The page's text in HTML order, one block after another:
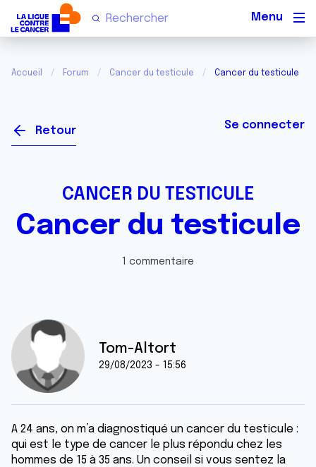
Accueil Forum Cancer du testicule Cancer du testicule
Retour Se connecter
CANCER DU TESTICULE
Cancer du testicule
1 commentaire
Tom-Altort
29/08/2023 - 15:56
A 24 ans, on m’a diagnostiqué un cancer du testicule :
qui est le type de cancer le plus répondu chez les
hommes de 15 à 35 ans. Un conseil si vous sentez la